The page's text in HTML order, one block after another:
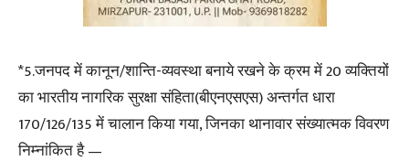
*5.जनपद में कानून/शान्ति-व्यवस्था बनाये रखने के क्रम में 20 व्यक्तियों
का भारतीय नागरिक सुरक्षा संहिता(बीएनएसएस) अन्तर्गत धारा
170/126/135 में चालान किया गया, जिनका थानावार संख्यात्मक विवरण
निम्नांकित है —